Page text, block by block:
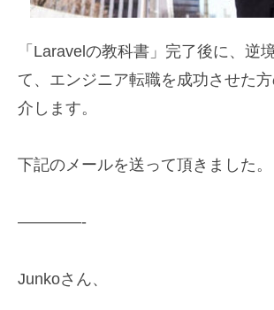
「Laravelの教科書」完了後に、逆
て、エンジニア転職を成功させた
介します。
下記のメールを送って頂きました。
————-
Junkoさん、